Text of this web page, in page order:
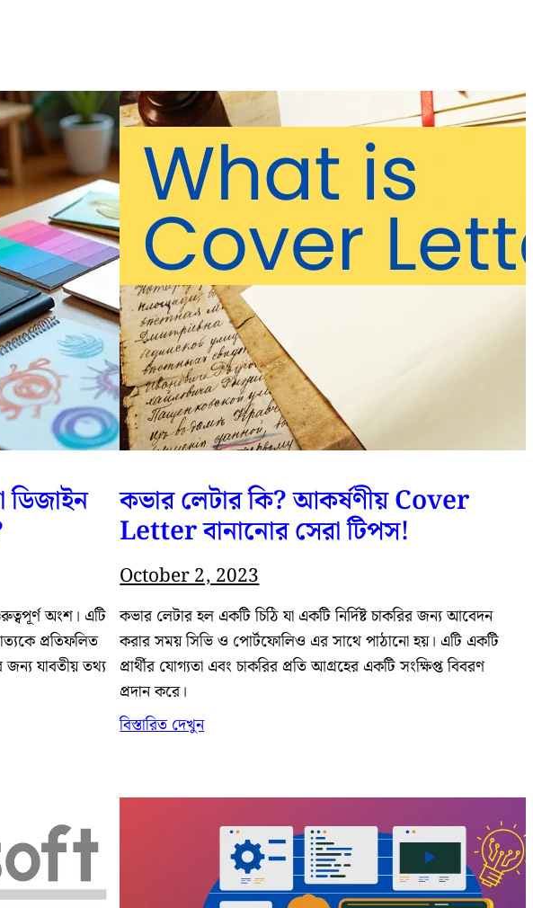
অংশ। এটি
প্রতিফলিত
যাবতীয় তথ্য
কভার লেটার কি? আকর্ষণীয় Cover
Letter বানানোর সেরা টিপস!
October 2, 2023
কভার লেটার হল একটি চিঠি যা একটি নির্দিষ্ট চাকরির জন্য আবেদন
করার সময় সিভি ও পোর্টফোলিও এর সাথে পাঠানো হয়। এটি একটি
প্রার্থীর যোগ্যতা এবং চাকরির প্রতি আগ্রহের একটি সংক্ষিপ্ত বিবরণ
প্রদান করে।
বিস্তারিত দেখুন